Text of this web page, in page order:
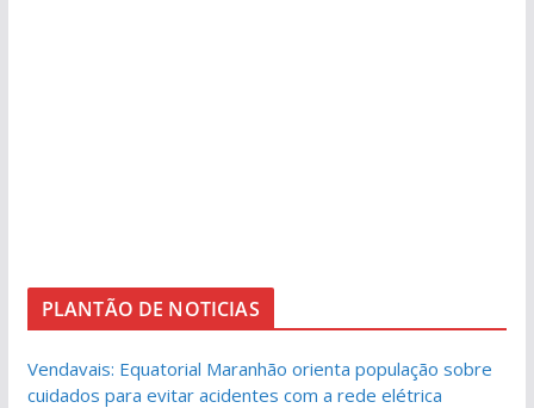
PLANTÃO DE NOTICIAS
Vendavais: Equatorial Maranhão orienta população sobre
cuidados para evitar acidentes com a rede elétrica